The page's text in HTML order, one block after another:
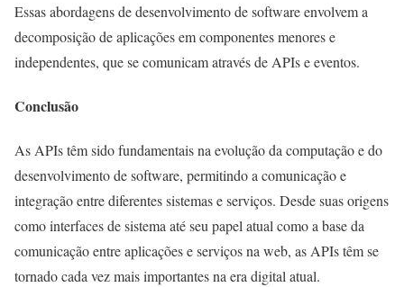
Essas abordagens de desenvolvimento de software envolvem a
decomposição de aplicações em componentes menores e
independentes, que se comunicam através de APIs e eventos.
Conclusão
As APIs têm sido fundamentais na evolução da computação e do
desenvolvimento de software, permitindo a comunicação e
integração entre diferentes sistemas e serviços. Desde suas origens
como interfaces de sistema até seu papel atual como a base da
comunicação entre aplicações e serviços na web, as APIs têm se
tornado cada vez mais importantes na era digital atual.